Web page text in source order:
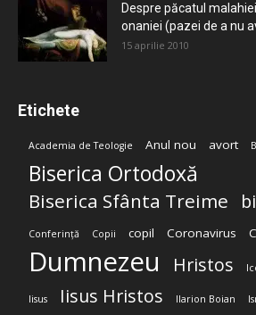
Despre păcatul
onaniei (pazei de a nu
15 aprilie 2010
Etichete
Academia de Teologie Anul nou avort
Biserica Ortodoxă
Biserica Sfânta Treime
Conferință Copii copil Coronavirus
Dumnezeu Hristos
Iisus Iisus Hristos Ilarion Boian